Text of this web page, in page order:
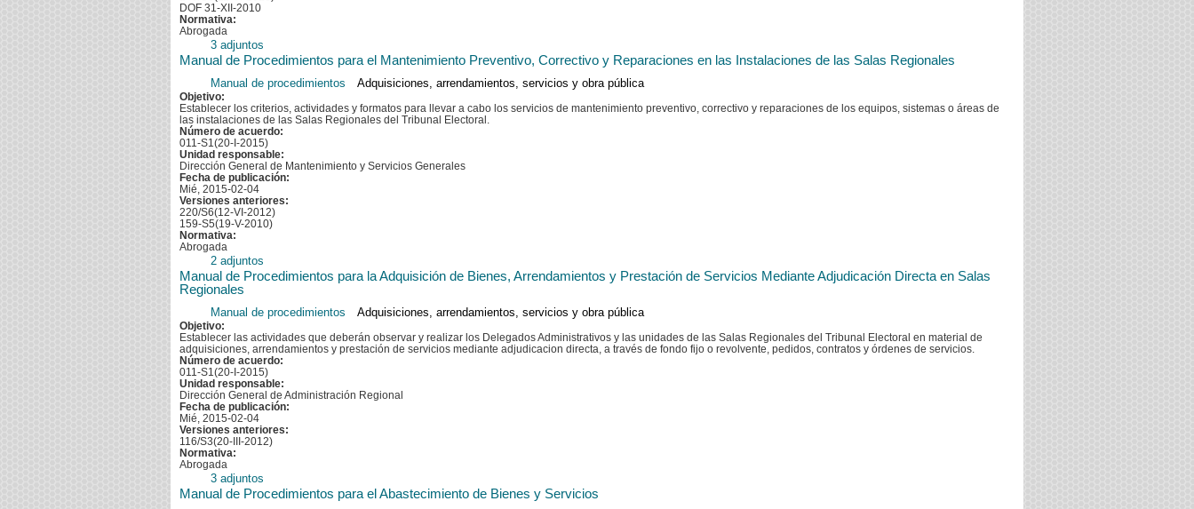
DOF 31-XII-2010
Normativa:
Abrogada
3 adjuntos
Manual de Procedimientos para el Mantenimiento Preventivo, Correctivo y Reparaciones en las Instalaciones de las Salas Regionales
Manual de procedimientos Adquisiciones, arrendamientos, servicios y obra pública
Objetivo:
Establecer los criterios, actividades y formatos para llevar a cabo los servicios de mantenimiento preventivo, correctivo y reparaciones de los equipos, sistemas o áreas de
las instalaciones de las Salas Regionales del Tribunal Electoral.
Número de acuerdo:
011-S1(20-I-2015)
Unidad responsable:
Dirección General de Mantenimiento y Servicios Generales
Fecha de publicación:
Mié, 2015-02-04
Versiones anteriores:
220/S6(12-VI-2012)
159-S5(19-V-2010)
Normativa:
Abrogada
2 adjuntos
Manual de Procedimientos para la Adquisición de Bienes, Arrendamientos y Prestación de Servicios Mediante Adjudicación Directa en Salas
Regionales
Manual de procedimientos Adquisiciones, arrendamientos, servicios y obra pública
Objetivo:
Establecer las actividades que deberán observar y realizar los Delegados Administrativos y las unidades de las Salas Regionales del Tribunal Electoral en material de
adquisiciones, arrendamientos y prestación de servicios mediante adjudicacion directa, a través de fondo fijo o revolvente, pedidos, contratos y órdenes de servicios.
Número de acuerdo:
011-S1(20-I-2015)
Unidad responsable:
Dirección General de Administración Regional
Fecha de publicación:
Mié, 2015-02-04
Versiones anteriores:
116/S3(20-III-2012)
Normativa:
Abrogada
3 adjuntos
Manual de Procedimientos para el Abastecimiento de Bienes y Servicios